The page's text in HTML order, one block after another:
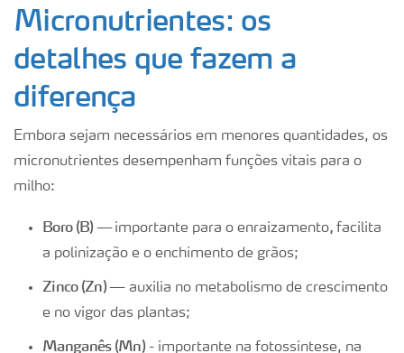
Micronutrientes: os
detalhes que fazem a
diferença
Embora sejam necessários em menores quantidades, os
micronutrientes desempenham funções vitais para o
milho:
Boro (B) —importante para o enraizamento, facilita
a polinização e o enchimento de grãos;
Zinco (Zn) —auxilia no metabolismo de crescimento
e no vigor das plantas;
Manganês (Mn)- importante na fotossíntese, na